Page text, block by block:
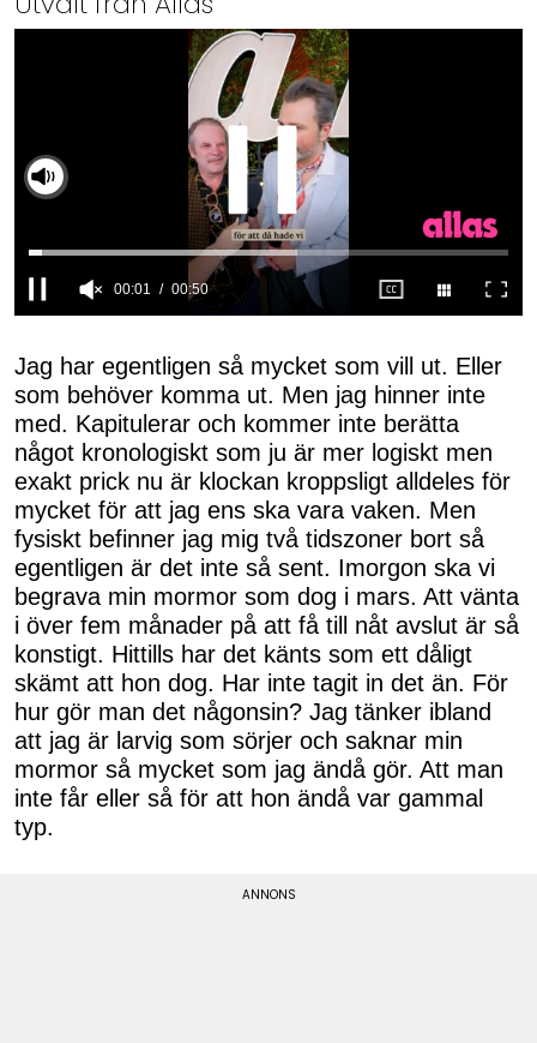
of
50
seconds
00:03 00:50
Jag har egentligen så mycket som vill ut. Eller
som behöver komma ut. Men jag hinner inte
med. Kapitulerar och kommer inte berätta
något kronologiskt som ju är mer logiskt men
exakt prick nu är klockan kroppsligt alldeles för
mycket för att jag ens ska vara vaken. Men
fysiskt befinner jag mig två tidszoner bort så
egentligen är det inte så sent. Imorgon ska vi
begrava min mormor som dog i mars. Att vänta
i över fem månader på att få till nåt avslut är så
konstigt. Hittills har det känts som ett dåligt
skämt att hon dog. Har inte tagit in det än. För
hur gör man det någonsin? Jag tänker ibland
att jag är larvig som sörjer och saknar min
mormor så mycket som jag ändå gör. Att man
inte får eller så för att hon ändå var gammal
typ.